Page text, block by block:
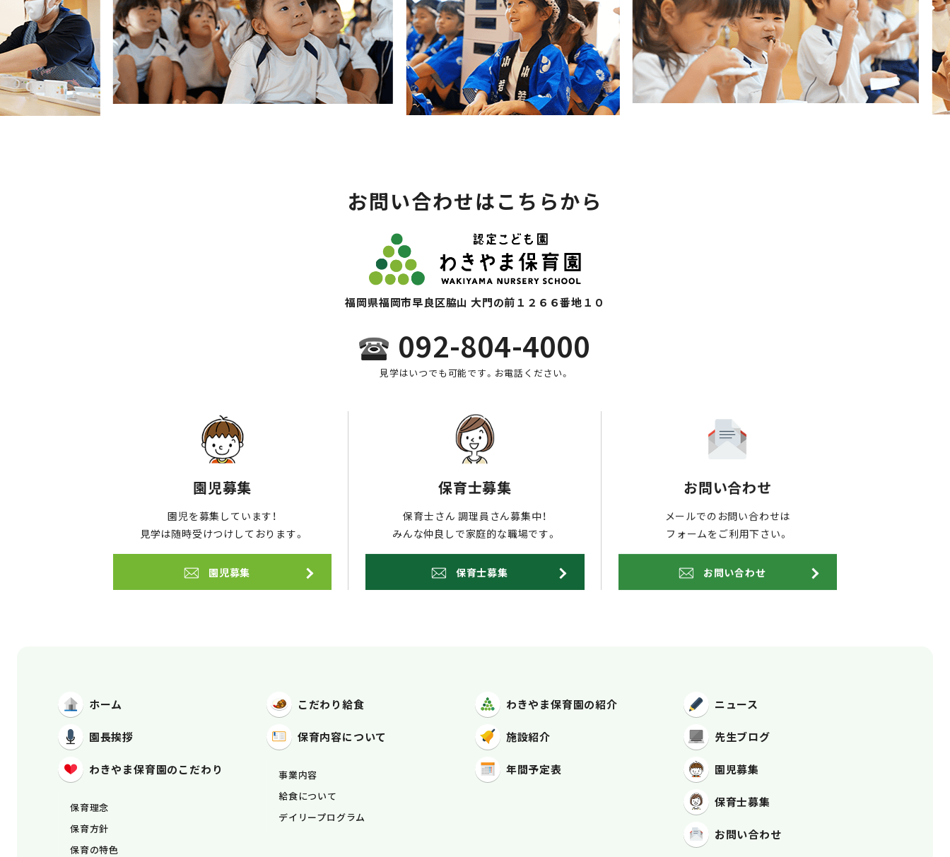
お問い合わせはこちらから
福岡県福岡市早良区脇山 大門の前１２６６番地１０
092-804-4000
見学はいつでも可能です。お電話ください。
園児募集
園児を募集しています！
見学は随時受けつけしております。
園児募集
保育士募集
保育士さん 調理員さん募集中！
みんな仲良しで家庭的な職場です。
保育士募集
お問い合わせ
メールでのお問い合わせは
フォームをご利用下さい。
お問い合わせ
ホーム
園長挨拶
わきやま保育園のこだわり
保育理念
保育方針
保育の特色
こだわり給食
保育内容について
事業内容
給食について
デイリープログラム
わきやま保育園の紹介
施設紹介
年間予定表
ニュース
先生ブログ
園児募集
保育士募集
お問い合わせ